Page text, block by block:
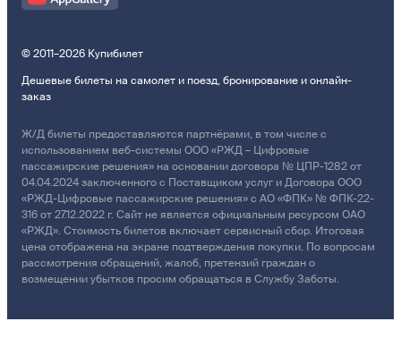
© 2011–2026 Купибилет
Дешевые билеты на самолет и поезд, бронирование и онлайн-
заказ
Ж/Д билеты предоставляются партнёрами, в том числе с
использованием веб-системы ООО «РЖД – Цифровые
пассажирские решения» на основании договора № ЦПР-1282 от
04.04.2024 заключенного с Поставщиком услуг и Договора ООО
«РЖД-Цифровые пассажирские решения» с АО «ФПК» № ФПК-22-
316 от 27.12.2022 г. Сайт не является официальным ресурсом ОАО
«РЖД». Стоимость билетов включает сервисный сбор. Итоговая
цена отображена на экране подтверждения покупки. По вопросам
рассмотрения обращений, жалоб, претензий граждан о
возмещении убытков просим обращаться в Службу Заботы.